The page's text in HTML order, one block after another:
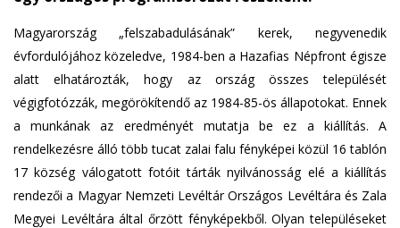
Magyarország „felszabadulásának” kerek, negyvenedik
évfordulójához közeledve, 1984-ben a Hazafias Népfront égisze
alatt elhatározták, hogy az ország összes települését
végigfotózzák, megörökítendő az 1984-85-ös állapotokat. Ennek
a munkának az eredményét mutatja be ez a kiállítás. A
rendelkezésre álló több tucat zalai falu fényképei közül 16 tablón
17 község válogatott fotóit tárták nyilvánosság elé a kiállítás
rendezői a Magyar Nemzeti Levéltár Országos Levéltára és Zala
Megyei Levéltára által őrzött fényképekből. Olyan településeket